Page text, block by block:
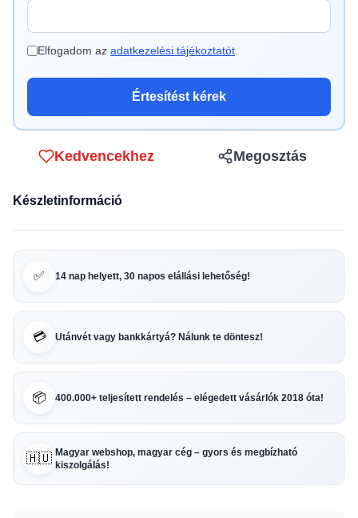
Elfogadom az adatkezelési tájékoztatót
Értesítést kérek
Kedvencekhez Megosztás
Készletinformáció
✅ 14 nap helyett, 30 napos elállási lehetőség!
💳 Utánvét vagy bankkártyá? Nálunk te döntesz!
📦 400.000+ teljesített rendelés – elégedett vásárlók 2018 óta!
🇭🇺 Magyar webshop, magyar cég – gyors és megbízható
kiszolgálás!